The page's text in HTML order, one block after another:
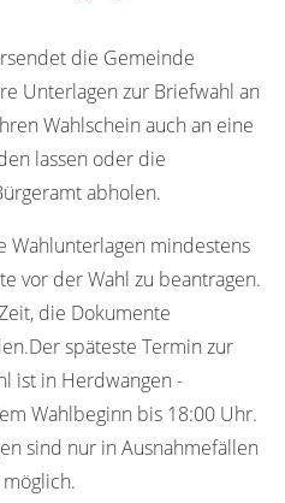
die Gemeinde
Unterlagen zur Briefwahl an
Wahlschein auch an eine
lassen oder die
abholen.
Wahlunterlagen mindestens
vor der Wahl zu beantragen.
die Dokumente
späteste Termin zur
ist in Herdwangen -
Wahlbeginn bis 18:00 Uhr.
sind nur in Ausnahmefällen